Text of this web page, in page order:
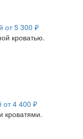
от 5 300 ₽
кроватью.
от 4 400 ₽
кроватями.